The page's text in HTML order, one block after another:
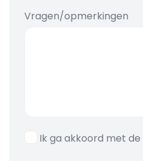
Vragen/opmerkingen
Ik ga akkoord met de